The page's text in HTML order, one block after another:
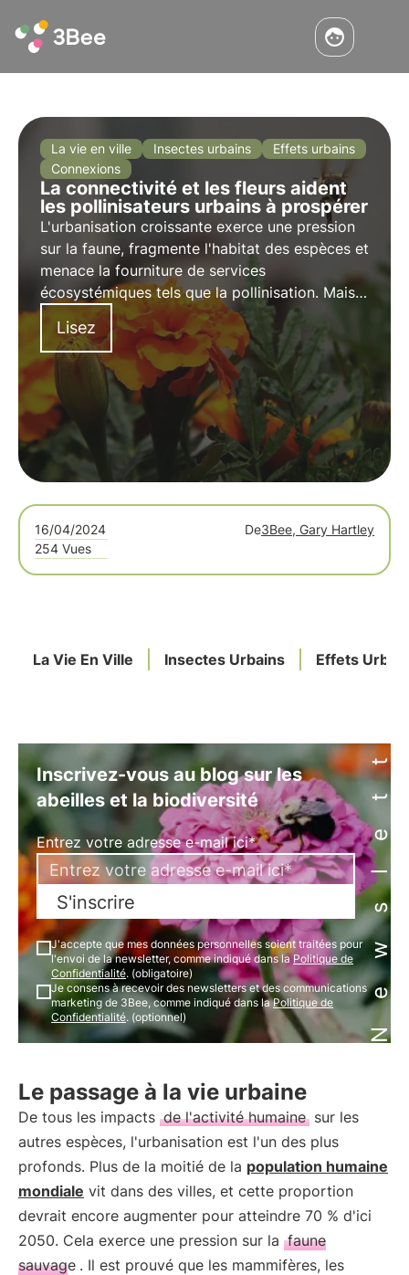
La vie en ville Insectes urbains
Effets urbains
Connexions
La connectivité et les fleurs aident
les pollinisateurs urbains à prospérer
L'urbanisation croissante exerce une pression
sur la faune, fragmente l'habitat des espèces et
menace la fourniture de services
écosystémiques tels que la pollinisation. Mais il
y a de l'espoir pour un avenir plus connecté et
plus fleuri dans nos villes.
Lisez
16/04/2024 De3Bee, Gary Hartley
254 Vues
La Vie En Ville Insectes Urbains Effets Newsletter
Inscrivez-vous au blog sur les
abeilles et la biodiversité
Entrez votre adresse e-mail ici*
S'inscrire
J'accepte que mes données personnelles soient traitées pour
l'envoi de la newsletter, comme indiqué dans laPolitique de
Confidentialité. (obligatoire)
Je consens à recevoir des newsletters et des communications
marketing de 3Bee, comme indiqué dans laPolitique de
Confidentialité. (optionnel)
Le passage à la vie urbaine
De tous les impacts de l'activité humaine sur les
autres espèces, l'urbanisation est l'un des plus
profonds. Plus de la moitié de la population humaine
mondiale vit dans des villes, et cette proportion
devrait encore augmenter pour atteindre 70 % d'ici
2050. Cela exerce une pression sur la faune
sauvage . Il est prouvé que les mammifères, les